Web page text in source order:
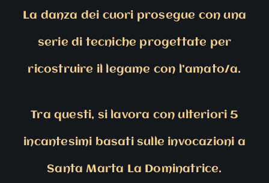
La danza dei cuori prosegue con una
serie di tecniche progettate per
ricostruire il legame con l’amato/a.
Tra questi, si lavora con ulteriori 5
incantesimi basati sulle invocazioni a
Santa Marta La Dominatrice.